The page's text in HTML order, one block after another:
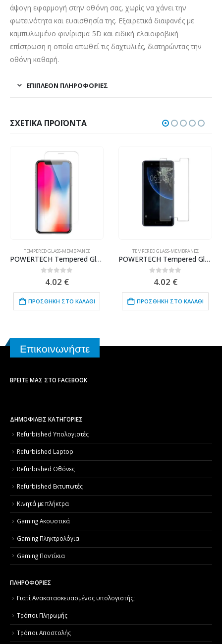
άψογη εφαρμογή στην οθόνη σας, χωρίς να χάνει την
φωτεινότητα και ευαισθησία της. Εξαιρετικά διαφανές με
καμπυλωμένο φινίρισμα 5D και ειδική ελαιοφοβική
επίστρωση η οποία απωθεί τις δαχτυλιές, διατηρώντας την
οθόνη καθαρή.
ΕΠΙΠΛΈΟΝ ΠΛΗΡΟΦΟΡΊΕΣ
ΣΧΕΤΙΚΆ ΠΡΟΪΌΝΤΑ
TEMPERED GLASS-ΜΕΜΒΡΆΝΕΣ
POWERTECH Tempered Glass ELAIO 2.5 Curved για Apple iPhone X, Clear
out of 5
4.02 €
ΠΡΟΣΘΉΚΗ ΣΤΟ ΚΑΛΆΘΙ
TEMPERED GLASS-ΜΕΜΒΡΆΝΕΣ
POWERTECH Tempered Glass 9H(0.33MM), για Nokia 5
out of 5
4.02 €
ΠΡΟΣΘΉΚΗ ΣΤΟ ΚΑΛΆΘΙ
Επικοινωνήστε
ΒΡΕΊΤΕ ΜΑΣ ΣΤΟ FACEBOOK
ΔΗΜΟΦΙΛΕΙΣ ΚΑΤΗΓΟΡΙΕΣ
Refurbished Υπολογιστές
Refurbished Laptop
Refurbished Οθόνες
Refurbished Εκτυπωτές
Κινητά με πλήκτρα
Gaming Ακουστικά
Gaming Πληκτρολόγια
Gaming Ποντίκια
ΠΛΗΡΟΦΟΡΙΕΣ
Γιατί Aνακατασκευασμένος υπολογιστής;
Τρόποι Πληρωμής
Τρόποι Αποστολής